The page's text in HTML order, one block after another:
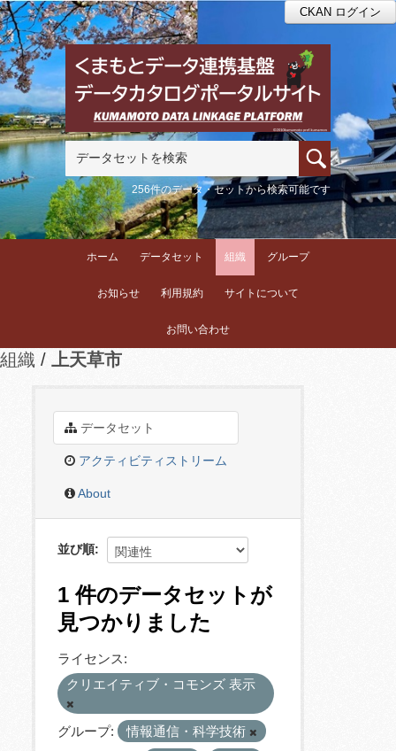
CKAN ログイン
256件のデータ・セットから検索可能です
ホーム データセット 組織 グループ
お知らせ 利用規約 サイトについて
お問い合わせ
組織 上天草市
データセット
アクティビティストリーム
About
並び順
1 件のデータセットが
見つかりました
ライセンス:
クリエイティブ・コモンズ 表示
グループ:
情報通信・科学技術